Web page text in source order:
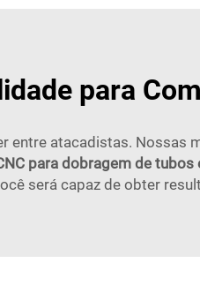
para
atacadistas. Nossas
para dobragem de tubos
será capaz de obter